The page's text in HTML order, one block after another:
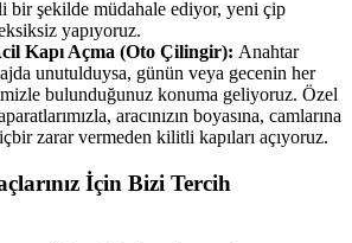
bir şekilde müdahale ediyor, yeni çip
yapıyoruz.
Kapı Açma (Oto Çilingir): Anahtar
unutulduysa, günün veya gecenin her
bulunduğunuz konuma geliyoruz. Özel
aracınızın boyasına, camlarına
zarar vermeden kilitli kapıları açıyoruz.
İçin Bizi Tercih